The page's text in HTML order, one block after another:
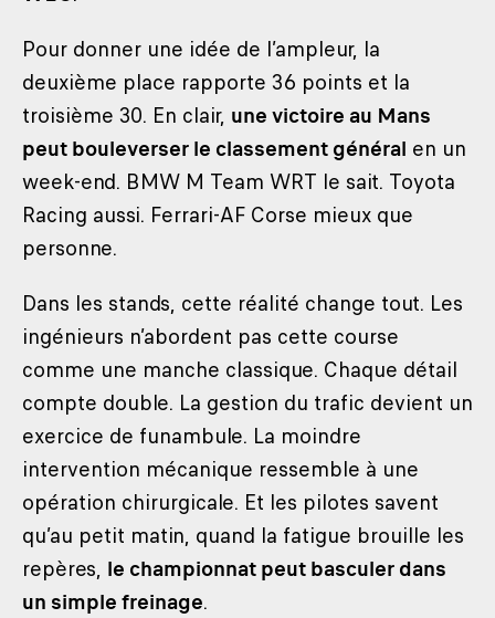
Pour donner une idée de l’ampleur, la
deuxième place rapporte 36 points et la
troisième 30. En clair, une victoire au Mans
peut bouleverser le classement général en un
week-end. BMW M Team WRT le sait. Toyota
Racing aussi. Ferrari-AF Corse mieux que
personne.
Dans les stands, cette réalité change tout. Les
ingénieurs n’abordent pas cette course
comme une manche classique. Chaque détail
compte double. La gestion du trafic devient un
exercice de funambule. La moindre
intervention mécanique ressemble à une
opération chirurgicale. Et les pilotes savent
qu’au petit matin, quand la fatigue brouille les
repères, le championnat peut basculer dans
un simple freinage.